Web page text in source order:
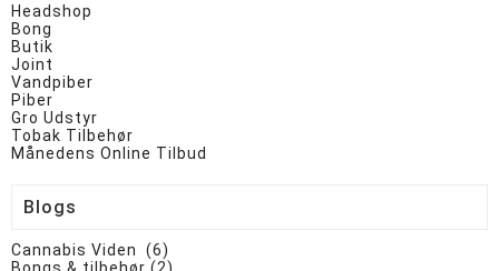
Headshop
Bong
Butik
Joint
Vandpiber
Piber
Gro Udstyr
Tobak Tilbehør
Månedens Online Tilbud
Blogs
Cannabis Viden (6)